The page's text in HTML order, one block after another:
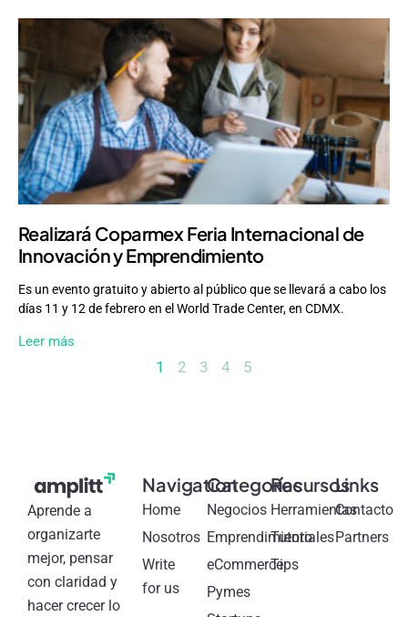
Realizará Coparmex Feria Internacional de
Innovación y Emprendimiento
Es un evento gratuito y abierto al público que se llevará a cabo los
días 11 y 12 de febrero en el World Trade Center, en CDMX.
Leer más
1 2 3 4 5
Aprende a
organizarte
mejor, pensar
con claridad y
hacer crecer lo
Navigation
Home
Nosotros
Write
for us
Categorías
Negocios
Emprendimiento
eCommerce
Pymes
Recursos
Herramientas
Tutoriales
Tips
Links
Contacto
Partners